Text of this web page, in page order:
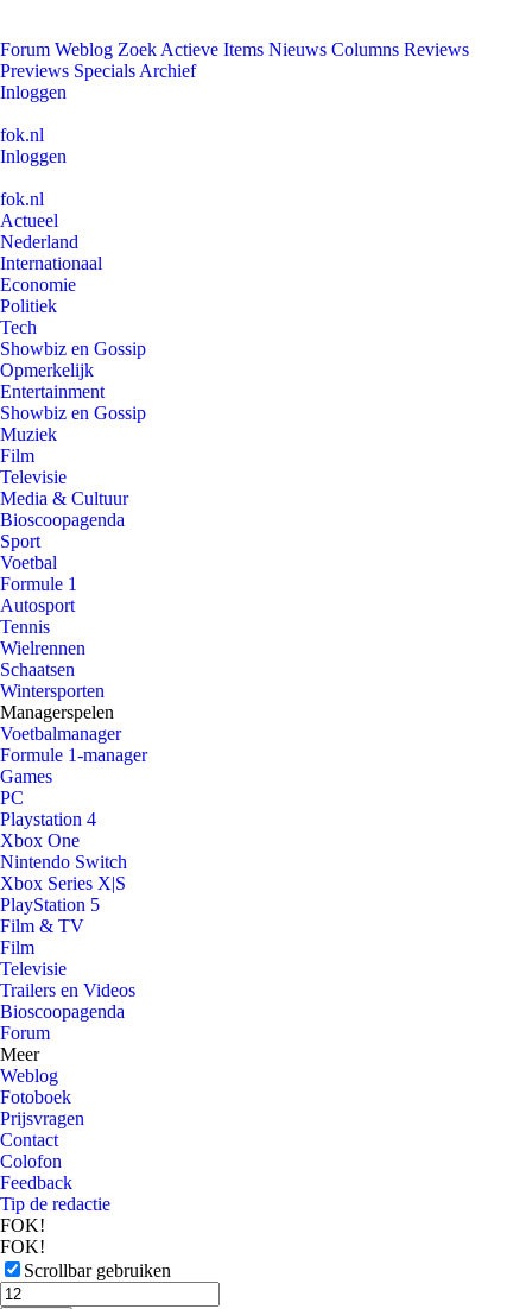
Forum Weblog Zoek Actieve Items Nieuws Columns Reviews
Previews Specials Archief
Inloggen
fok.nl
Inloggen
fok.nl
Actueel
Nederland
Internationaal
Economie
Politiek
Tech
Showbiz en Gossip
Opmerkelijk
Entertainment
Showbiz en Gossip
Muziek
Film
Televisie
Media & Cultuur
Bioscoopagenda
Sport
Voetbal
Formule 1
Autosport
Tennis
Wielrennen
Schaatsen
Wintersporten
Managerspelen
Voetbalmanager
Formule 1-manager
Games
PC
Playstation 4
Xbox One
Nintendo Switch
Xbox Series X|S
PlayStation 5
Film & TV
Film
Televisie
Trailers en Videos
Bioscoopagenda
Forum
Meer
Weblog
Fotoboek
Prijsvragen
Contact
Colofon
Feedback
Tip de redactie
FOK!
FOK!
Scrollbar gebruiken